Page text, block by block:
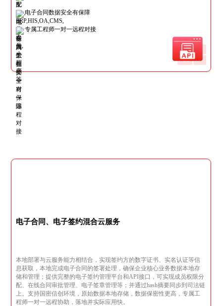
电子合同数据安全有保障
专属工程师一对一远程对接
电子合同、电子签约混合云服务
本地部署与云服务能力相结合，实现签约方的数字证书、实名认证等信
息获取，本地完成电子合同的签署处理，确保企业核心业务数据本地存
储和管理；提供完整的电子签约管理平台和API接口，可实现成员权限分
配、在线合同审批管理、电子签章管理等；并通过hash摘要同步到司法链
上。支持国密信创环境，原始数据本地存储，数据保密性更高，专属工
程师一对一远程协助，落地并实际应用快。